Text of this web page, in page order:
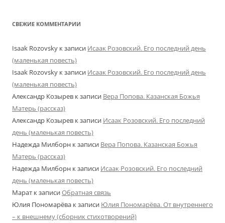
СВЕЖИЕ КОММЕНТАРИИ
Isaak Rozovsky к записи Исаак Розовский. Его последний день
(маленькая повесть)
Isaak Rozovsky к записи Исаак Розовский. Его последний день
(маленькая повесть)
Александр Козырев к записи Вера Попова. Казанская Божья
Матерь (рассказ)
Александр Козырев к записи Исаак Розовский. Его последний
день (маленькая повесть)
Надежда Милборн к записи Вера Попова. Казанская Божья
Матерь (рассказ)
Надежда Милборн к записи Исаак Розовский. Его последний
день (маленькая повесть)
Марат к записиОбратная связь
Юлия Пономарёва к записи Юлия Пономарёва. От внутреннего
– к внешнему (сборник стихотворений)